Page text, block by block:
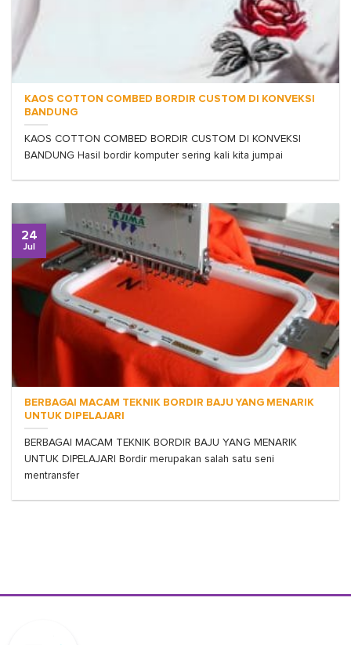
KAOS COTTON COMBED BORDIR CUSTOM DI KONVEKSI
BANDUNG
KAOS COTTON COMBED BORDIR CUSTOM DI KONVEKSI
BANDUNG Hasil bordir komputer sering kali kita jumpai
BERBAGAI MACAM TEKNIK BORDIR BAJU YANG MENARIK
UNTUK DIPELAJARI
BERBAGAI MACAM TEKNIK BORDIR BAJU YANG MENARIK
UNTUK DIPELAJARI Bordir merupakan salah satu seni
mentransfer
24
Jul